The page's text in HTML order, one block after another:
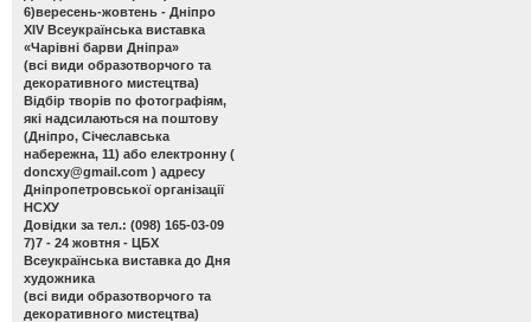
6)вересень-жовтень - Дніпро
ХІV Всеукраїнська виставка
«Чарівні барви Дніпра»
(всі види образотворчого та
декоративного мистецтва)
Відбір творів по фотографіям,
які надсилаються на поштову
(Дніпро, Січеславська
набережна, 11) або електронну (
doncxy@gmail.com ) адресу
Дніпропетровської організації
НСХУ
Довідки за тел.: (098) 165-03-09
7)7 - 24 жовтня - ЦБХ
Всеукраїнська виставка до Дня
художника
(всі види образотворчого та
декоративного мистецтва)